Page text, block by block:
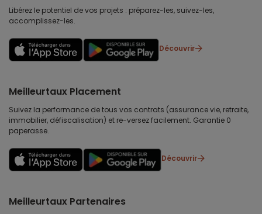
Libérez le potentiel de vos projets : préparez-les, suivez-les,
accomplissez-les.
Découvrir
Meilleurtaux Placement
Suivez la performance de tous vos contrats (assurance vie, retraite,
immobilier, défiscalisation) et re-versez facilement. Garantie 0
paperasse.
Découvrir
Meilleurtaux Partenaires